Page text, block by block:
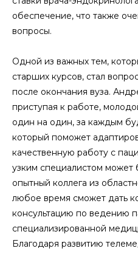
обеспечение, что также
вопросы.
Одной из важных тем,
старших курсов, стал
после окончания вуза.
приступая к работе,
один на один, за каждым
который поможет
качественную работу с
узким специалистом может
опытный коллега из
любое время сможет дать
консультацию по ведению
специализированной
Благодаря развитию